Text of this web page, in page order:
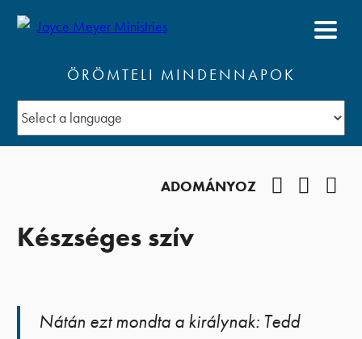
ÖRÖMTELI MINDENNAPOK
ADOMÁNYOZ
Készséges szív
Nátán ezt mondta a királynak: Tedd